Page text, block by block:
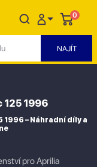
0
125 1996
1996 – Náhradní díly a
pro Aprilia